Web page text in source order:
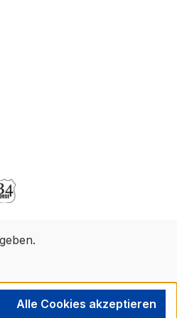
Alle Cookies akzeptieren